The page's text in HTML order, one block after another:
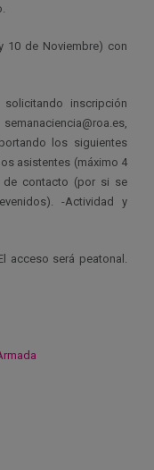
10 de Noviembre) con
inscripción
los siguientes
asistentes (máximo 4
de contacto (por si se
-Actividad y
acceso será peatonal.